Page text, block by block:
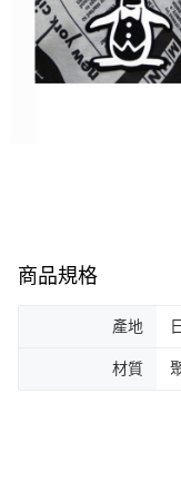
商品規格
產地
材質